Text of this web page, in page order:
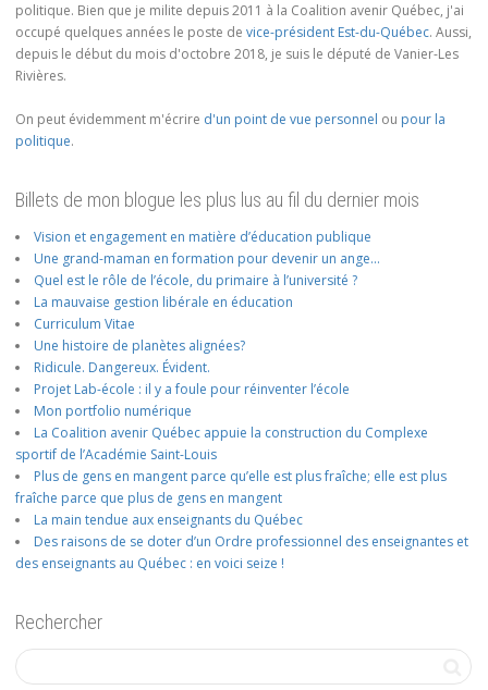
politique. Bien que je milite depuis 2011 à la Coalition avenir Québec, j'ai
occupé quelques années le poste de vice-président Est-du-Québec. Aussi,
depuis le début du mois d'octobre 2018, je suis le député de Vanier-Les
Rivières.
On peut évidemment m'écrire d'un point de vue personnel ou pour la
politique.
Billets de mon blogue les plus lus au fil du dernier mois
Vision et engagement en matière d’éducation publique
Une grand-maman en formation pour devenir un ange…
Quel est le rôle de l’école, du primaire à l’université ?
La mauvaise gestion libérale en éducation
Curriculum Vitae
Une histoire de planètes alignées?
Ridicule. Dangereux. Évident.
Projet Lab-école : il y a foule pour réinventer l’école
Mon portfolio numérique
La Coalition avenir Québec appuie la construction du Complexe
sportif de l’Académie Saint-Louis
Plus de gens en mangent parce qu’elle est plus fraîche; elle est plus
fraîche parce que plus de gens en mangent
La main tendue aux enseignants du Québec
Des raisons de se doter d’un Ordre professionnel des enseignantes et
des enseignants au Québec : en voici seize !
Rechercher